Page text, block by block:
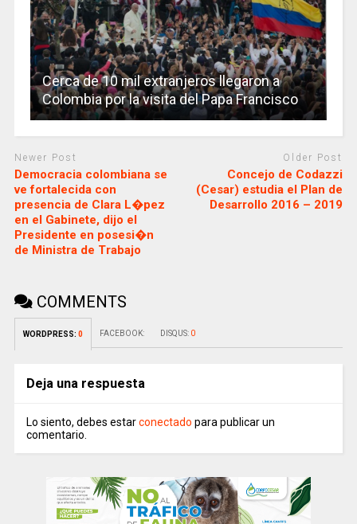
Cerca de 10 mil extranjeros llegaron a
Colombia por la visita del Papa Francisco
Newer Post
Democracia colombiana se
ve fortalecida con
presencia de Clara L�pez
en el Gabinete, dijo el
Presidente en posesi�n
de Ministra de Trabajo
Older Post
Concejo de Codazzi
(Cesar) estudia el Plan de
Desarrollo 2016 – 2019
COMMENTS
WORDPRESS: 0 FACEBOOK: DISQUS: 0
Deja una respuesta
Lo siento, debes estarconectado para publicar un
comentario.